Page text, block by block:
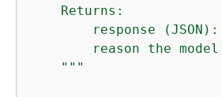
    Returns:
response
reason the
    """